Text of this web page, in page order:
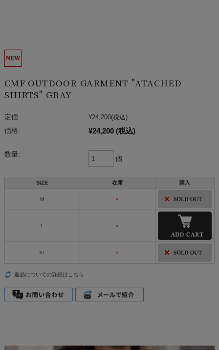
CMF OUTDOOR GARMENT "ATACHED
SHIRTS" GRAY
定価: ¥24,200(税込)
価格:
¥24,200 (税込)
数量:
個
SIZE 在庫 購入
M ×
L ○
XL ×
返品についての詳細はこちら